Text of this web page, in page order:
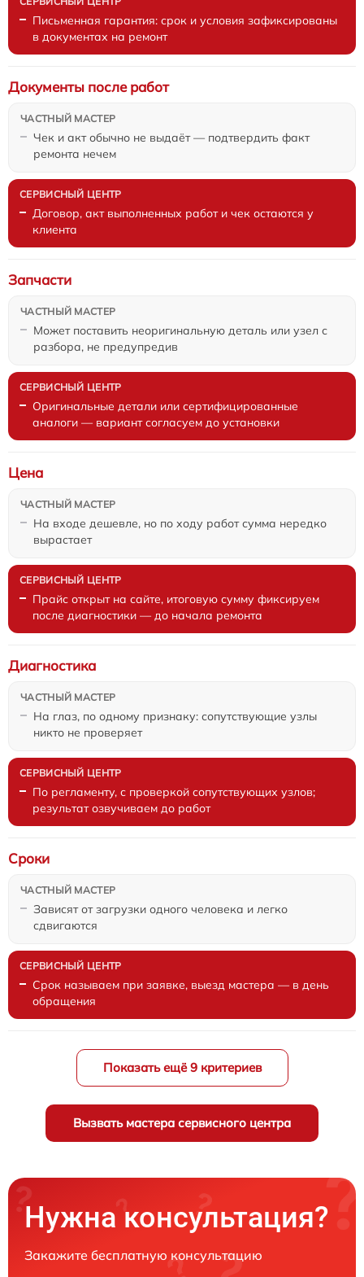
Письменная гарантия: срок и условия зафиксированы
в документах на ремонт
Чек и акт обычно не выдаёт — подтвердить факт
ремонта нечем
Документы после работ
Договор, акт выполненных работ и чек остаются у
клиента
Может поставить неоригинальную деталь или узел с
разбора, не предупредив
Запчасти
Оригинальные детали или сертифицированные
аналоги — вариант согласуем до установки
На входе дешевле, но по ходу работ сумма нередко
вырастает
Цена
Прайс открыт на сайте, итоговую сумму фиксируем
после диагностики — до начала ремонта
На глаз, по одному признаку: сопутствующие узлы
никто не проверяет
Диагностика
По регламенту, с проверкой сопутствующих узлов;
результат озвучиваем до работ
Зависят от загрузки одного человека и легко
сдвигаются
Сроки
Срок называем при заявке, выезд мастера — в день
обращения
Показать ещё 9 критериев
Вызвать мастера сервисного центра
Нужна консультация?
Закажите бесплатную консультацию